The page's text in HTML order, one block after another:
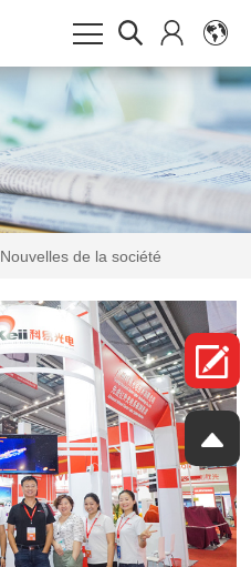
Nouvelles de la société